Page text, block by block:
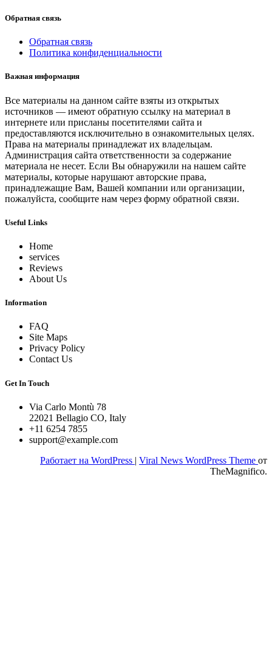
Обратная связь
Обратная связь
Политика конфиденциальности
Важная информация
Все материалы на данном сайте взяты из открытых
источников — имеют обратную ссылку на материал в
интернете или присланы посетителями сайта и
предоставляются исключительно в ознакомительных целях.
Права на материалы принадлежат их владельцам.
Администрация сайта ответственности за содержание
материала не несет. Если Вы обнаружили на нашем сайте
материалы, которые нарушают авторские права,
принадлежащие Вам, Вашей компании или организации,
пожалуйста, сообщите нам через форму обратной связи.
Useful Links
Home
services
Reviews
About Us
Information
FAQ
Site Maps
Privacy Policy
Contact Us
Get In Touch
Via Carlo Montù 78
22021 Bellagio CO, Italy
+11 6254 7855
support@example.com
Работает на WordPress | Viral News WordPress Theme от
TheMagnifico.